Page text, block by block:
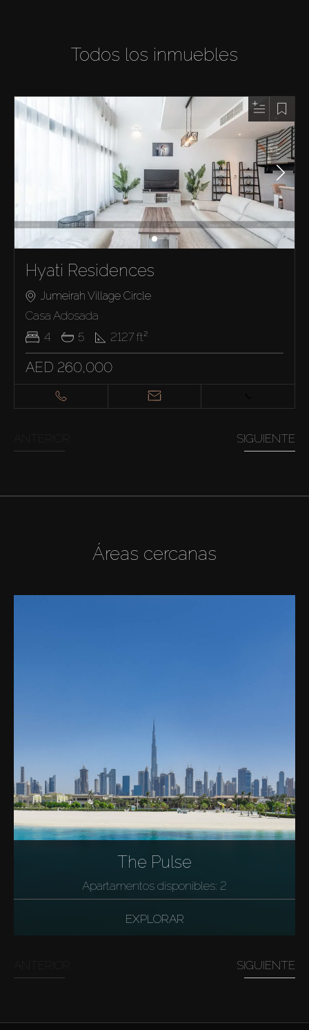
Todos los inmuebles
Hyati Residences
Jumeirah Village Circle
Casa Adosada
4
5 2127 ft²
AED 260,000
SIGUIENTE
Áreas cercanas
The Pulse
Apartamentos disponibles: 2
EXPLORAR
SIGUIENTE